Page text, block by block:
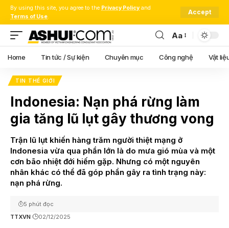
By using this site, you agree to the Privacy Policy and
Terms of Use.
Accept
Font
Resizer
Aa
Home Tin tức / Sự kiện Chuyên mục Công nghệ Vật
TIN THẾ GIỚI
Indonesia: Nạn phá rừng làm
gia tăng lũ lụt gây thương vong
Trận lũ lụt khiến hàng trăm người thiệt mạng ở
Indonesia vừa qua phần lớn là do mưa gió mùa và một
cơn bão nhiệt đới hiếm gặp. Nhưng có một nguyên
nhân khác có thể đã góp phần gây ra tình trạng này:
nạn phá rừng.
TTXVN 02/12/2025
5 phút đọc